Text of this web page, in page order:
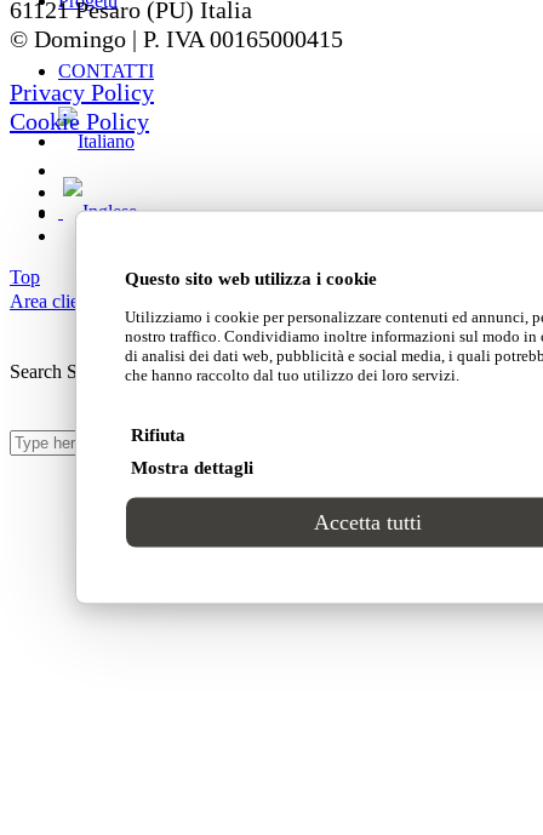
Questo sito web utilizza i cookie
Utilizziamo i cookie per personalizzare contenuti ed annunci,
nostro traffico. Condividiamo inoltre informazioni sul modo
di analisi dei dati web, pubblicità e social media, i quali
che hanno raccolto dal tuo utilizzo dei loro servizi.
Rifiuta
Mostra dettagli
Accetta tutti
CONTATTI
Area clienti
Search Site
61121 Pesaro (PU) Italia
© Domingo | P. IVA 00165000415
Privacy Policy
Cookie Policy
Top